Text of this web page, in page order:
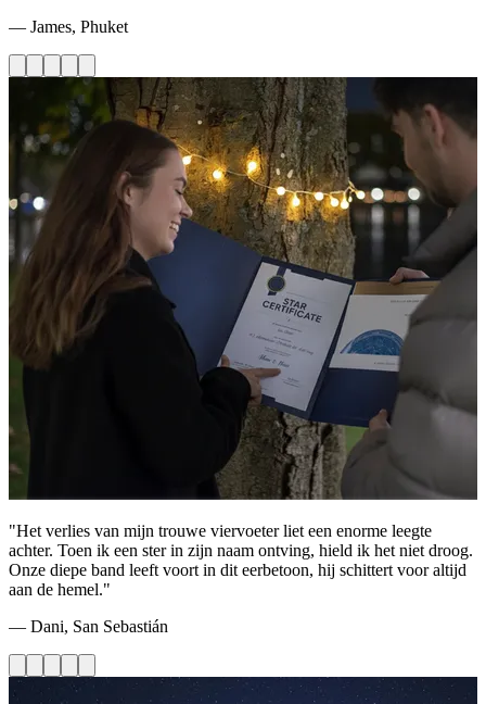
— James, Phuket
"Het verlies van mijn trouwe viervoeter liet een enorme leegte
achter. Toen ik een ster in zijn naam ontving, hield ik het niet droog.
Onze diepe band leeft voort in dit eerbetoon, hij schittert voor altijd
aan de hemel."
— Dani, San Sebastián